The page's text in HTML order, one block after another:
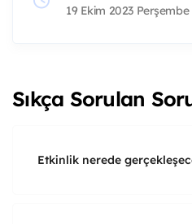
19 Ekim 2023 Perşembe
Sıkça Sorulan
Etkinlik nerede